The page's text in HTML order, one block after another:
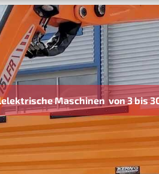
von 3 bis 30 Tonnen